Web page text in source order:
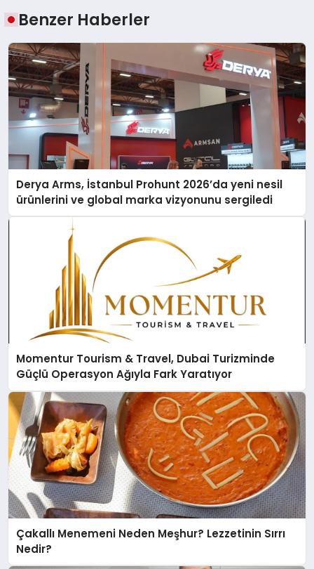
Benzer Haberler
Derya Arms, İstanbul Prohunt 2026’da yeni nesil
ürünlerini ve global marka vizyonunu sergiledi
Momentur Tourism & Travel, Dubai Turizminde
Güçlü Operasyon Ağıyla Fark Yaratıyor
Çakallı Menemeni Neden Meşhur? Lezzetinin Sırrı
Nedir?